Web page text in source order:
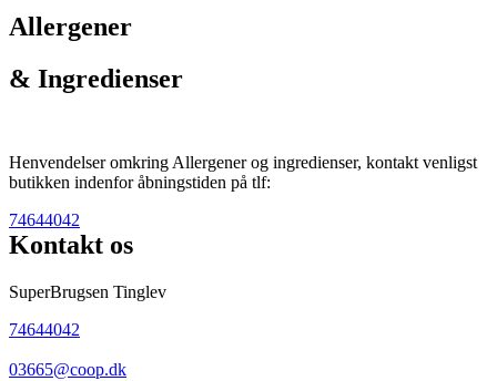
Allergener
& Ingredienser
Henvendelser omkring Allergener og ingredienser, kontakt venligst
butikken indenfor åbningstiden på tlf:
74644042
Kontakt os
SuperBrugsen Tinglev
74644042
03665@coop.dk